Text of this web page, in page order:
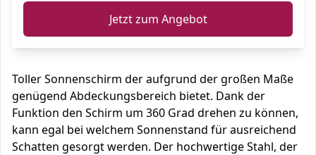
Jetzt zum Angebot
Toller Sonnenschirm der aufgrund der großen Maße
genügend Abdeckungsbereich bietet. Dank der
Funktion den Schirm um 360 Grad drehen zu können,
kann egal bei welchem Sonnenstand für ausreichend
Schatten gesorgt werden. Der hochwertige Stahl, der